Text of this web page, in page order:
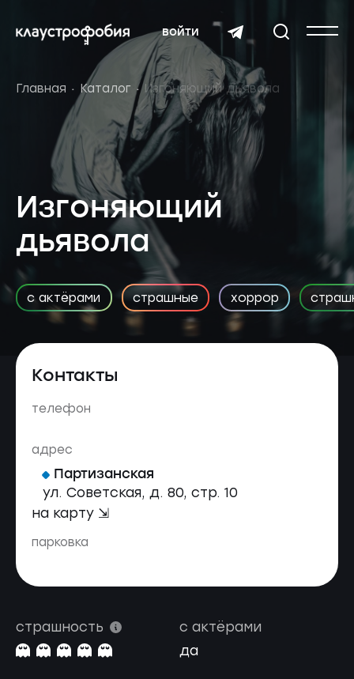
войти
Главная Каталог Изгоняющий дьявола
Изгоняющий
дьявола
с актёрами страшные хоррор
Контакты
телефон
адрес
Партизанская
ул. Советская, д. 80, стр. 10
на карту ⇲
парковка
страшность
с актёрами
да